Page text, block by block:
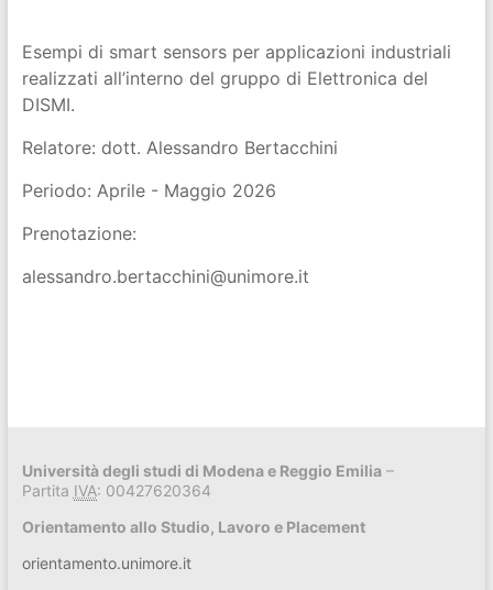
Esempi di smart sensors per applicazioni industriali
realizzati all’interno del gruppo di Elettronica del
DISMI.
Relatore: dott. Alessandro Bertacchini
Periodo: Aprile - Maggio 2026
Prenotazione:
alessandro.bertacchini@unimore.it
Università degli studi di Modena e Reggio Emilia–
Partita IVA: 00427620364
Orientamento allo Studio, Lavoro e Placement
orientamento.unimore.it